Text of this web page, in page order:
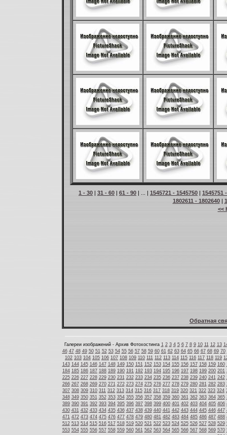
1 - 30 | 31 - 60 | 61 - 90 | ... | 1545721 - 1545750 | 1545751
1802611 - 1802640|
<<
Обратная
Галереи изображений - Архив Фотохостинга 1 2 3 4 5 6 7 8 9 10 11 12 13
46 47 48 49 50 51 52 53 54 55 56 57 58 59 60 61 62 63 64 65 66 67 68 69 70
102 103 104 105 106 107 108 109 110 111 112 113 114 115 116 117 118 119
143 144 145 146 147 148 149 150 151 152 153 154 155 156 157 158 159 160
184 185 186 187 188 189 190 191 192 193 194 195 196 197 198 199 200 201
225 226 227 228 229 230 231 232 233 234 235 236 237 238 239 240 241 242
266 267 268 269 270 271 272 273 274 275 276 277 278 279 280 281 282 283
307 308 309 310 311 312 313 314 315 316 317 318 319 320 321 322 323 324
348 349 350 351 352 353 354 355 356 357 358 359 360 361 362 363 364 365
389 390 391 392 393 394 395 396 397 398 399 400 401 402 403 404 405 406
430 431 432 433 434 435 436 437 438 439 440 441 442 443 444 445 446 447
471 472 473 474 475 476 477 478 479 480 481 482 483 484 485 486 487 488
512 513 514 515 516 517 518 519 520 521 522 523 524 525 526 527 528 529
553 554 555 556 557 558 559 560 561 562 563 564 565 566 567 568 569 570